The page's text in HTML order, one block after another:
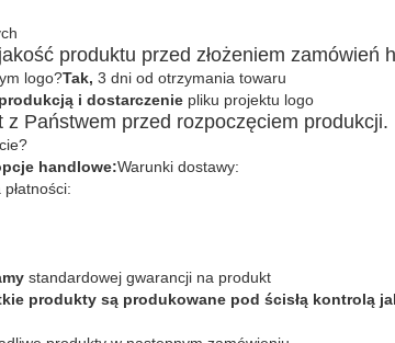
produktu przed złożeniem zamówień
logo?Tak, 3 dni od otrzymania towaru
i dostarczenie pliku projektu logo
Państwem przed rozpoczęciem produkcji.
handlowe:Warunki dostawy:
standardowej gwarancji na produkt
produkty są produkowane pod ścisłą kontrolą